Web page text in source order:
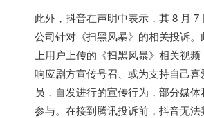
此外，抖音在声明中表示，其 8 月 7
公司针对《扫黑风暴》的相关投诉
上用户上传的《扫黑风暴》相关视
响应剧方宣传号召、或为支持自己
员，自发进行的宣传行为，部分媒
参与。在接到腾讯投诉前，抖音无